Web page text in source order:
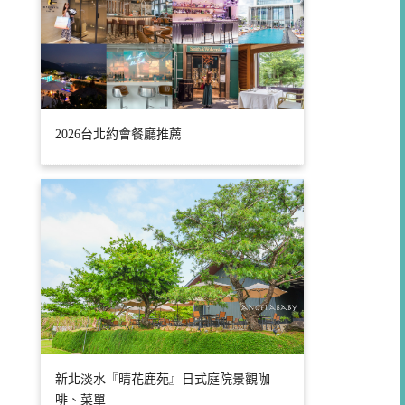
2026台北約會餐廳推薦
新北淡水『晴花鹿苑』日式庭院景觀咖
啡、菜單